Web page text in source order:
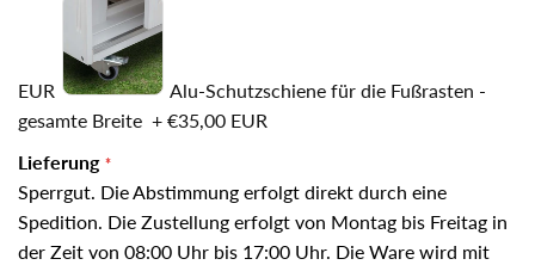
EUR
Alu-Schutzschiene für die Fußrasten -
gesamte Breite + €35,00 EUR
Lieferung
Sperrgut. Die Abstimmung erfolgt direkt durch eine
Spedition. Die Zustellung erfolgt von Montag bis Freitag in
der Zeit von 08:00 Uhr bis 17:00 Uhr. Die Ware wird mit